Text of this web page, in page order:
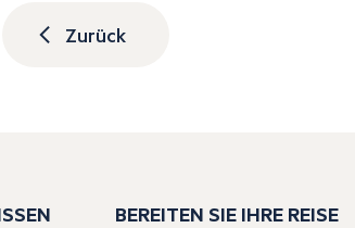
Zurück
BEREITEN SIE IHRE REISE